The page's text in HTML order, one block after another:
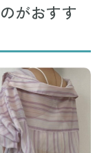
がおすす